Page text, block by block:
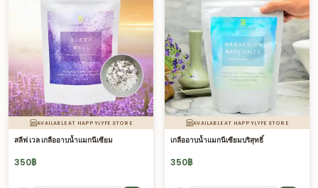
AVAILABLE AT HAPPYLYFE STORE
สลีฟ เวล เกลืออาบน้ำแมกนีเซียม
350฿
AVAILABLE AT HAPPYLYFE STORE
เกลืออาบน้ำแมกนีเซียมบริสุทธิ์
350฿